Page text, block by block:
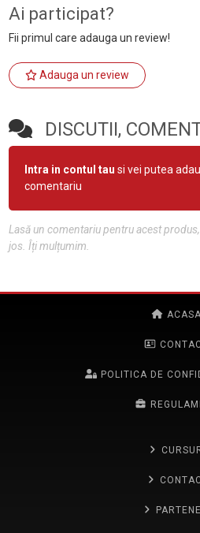
Ai participat?
Fii primul care adauga un review!
Adauga un review
DISCUTII,
Intra in contul tau si vei putea
comentariu
Lasă un comentariu pentru acest
jos. Îți mulțumim.
ACASA
POLITICA DE